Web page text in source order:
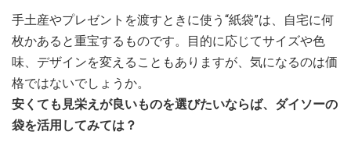
手土産やプレゼントを渡すときに使う“紙袋”は、自宅に何
枚かあると重宝するものです。目的に応じてサイズや色
味、デザインを変えることもありますが、気になるのは価
格ではないでしょうか。
安くても見栄えが良いものを選びたいならば、ダイソーの
袋を活用してみては？